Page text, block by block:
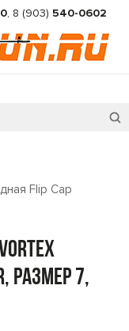
, 8 (903) 540-0602
Flip Cap
Размер 7,